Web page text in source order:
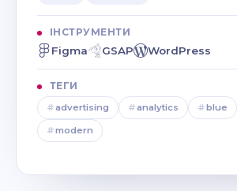
ІНСТРУМЕНТИ
Figma GSAP WordPress
ТЕГИ
#advertising #analytics #blue
#modern